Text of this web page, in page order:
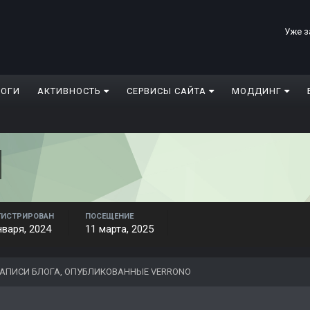
Уже
АКТИВНОСТЬ СЕРВИСЫ САЙТА МОДДИНГ
2024
ПОСЕЩЕНИЕ
11 марта, 2025
БЛОГА, ОПУБЛИКОВАННЫЕ VERRONO